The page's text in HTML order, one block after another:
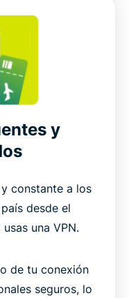
y
constante a los
desde el
una VPN.
de tu conexión
seguros, lo